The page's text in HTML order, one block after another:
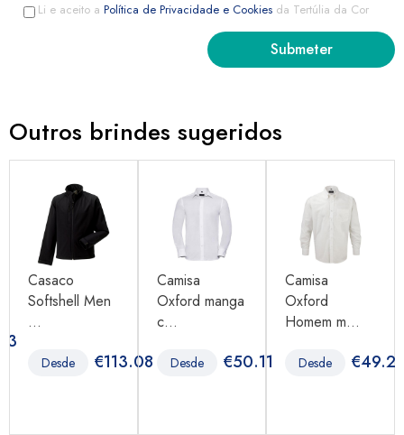
Li e aceito a Política de Privacidade e Cookies da Tertúlia da Cor
Outros brindes sugeridos
Casaco
Softshell Men
...
Desde €113.08
Camisa
Oxford manga
c...
Desde €50.11
Camisa
Oxford
Homem m...
Desde €49.21